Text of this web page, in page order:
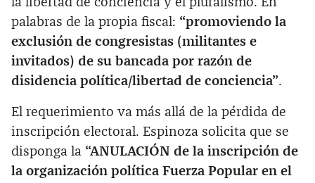
palabras de la propia fiscal: “promoviendo la
exclusión de congresistas (militantes e
invitados) de su bancada por razón de
disidencia política/libertad de conciencia”.
El requerimiento va más allá de la pérdida de
inscripción electoral. Espinoza solicita que se
disponga la “ANULACIÓN de la inscripción de
la organización política Fuerza Popular en el